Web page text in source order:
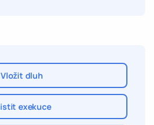
Vložit dluh
exekuce